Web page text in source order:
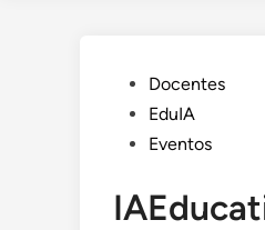
Publicado
en
Docentes
EduIA
Eventos